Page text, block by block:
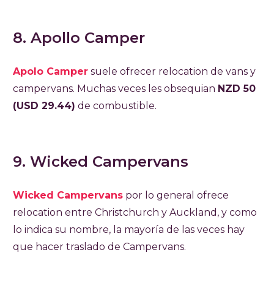
8. Apollo Camper
Apolo Camper suele ofrecer relocation de vans y
campervans. Muchas veces les obsequian NZD 50
(USD 29.44) de combustible.
9. Wicked Campervans
Wicked Campervans por lo general ofrece
relocation entre Christchurch y Auckland, y como
lo indica su nombre, la mayoría de las veces hay
que hacer traslado de Campervans.